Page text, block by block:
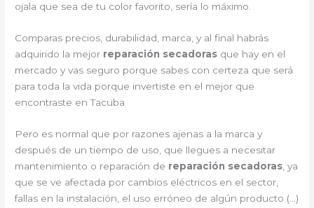
ojala que sea de tu color favorito, sería lo máximo.
Comparas precios, durabilidad, marca, y al final habrás
adquirido la mejor reparación secadoras que hay en el
mercado y vas seguro porque sabes con certeza que será
para toda la vida porque invertiste en el mejor que
encontraste en Tacuba
Pero es normal que por razones ajenas a la marca y
después de un tiempo de uso, que llegues a necesitar
mantenimiento o reparación de reparación secadoras , ya
que se ve afectada por cambios eléctricos en el sector,
fallas en la instalación, el uso erróneo de algún producto (…)